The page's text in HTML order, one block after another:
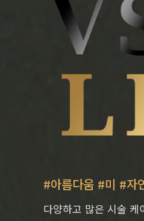
#아름다움 #미 #자
다양하고 많은 시술